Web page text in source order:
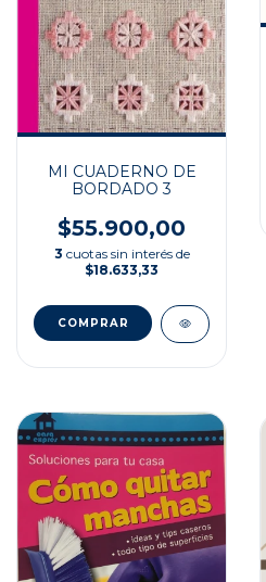
MI CUADERNO DE
BORDADO 3
$55.900,00
3 cuotas sin interés de
$18.633,33